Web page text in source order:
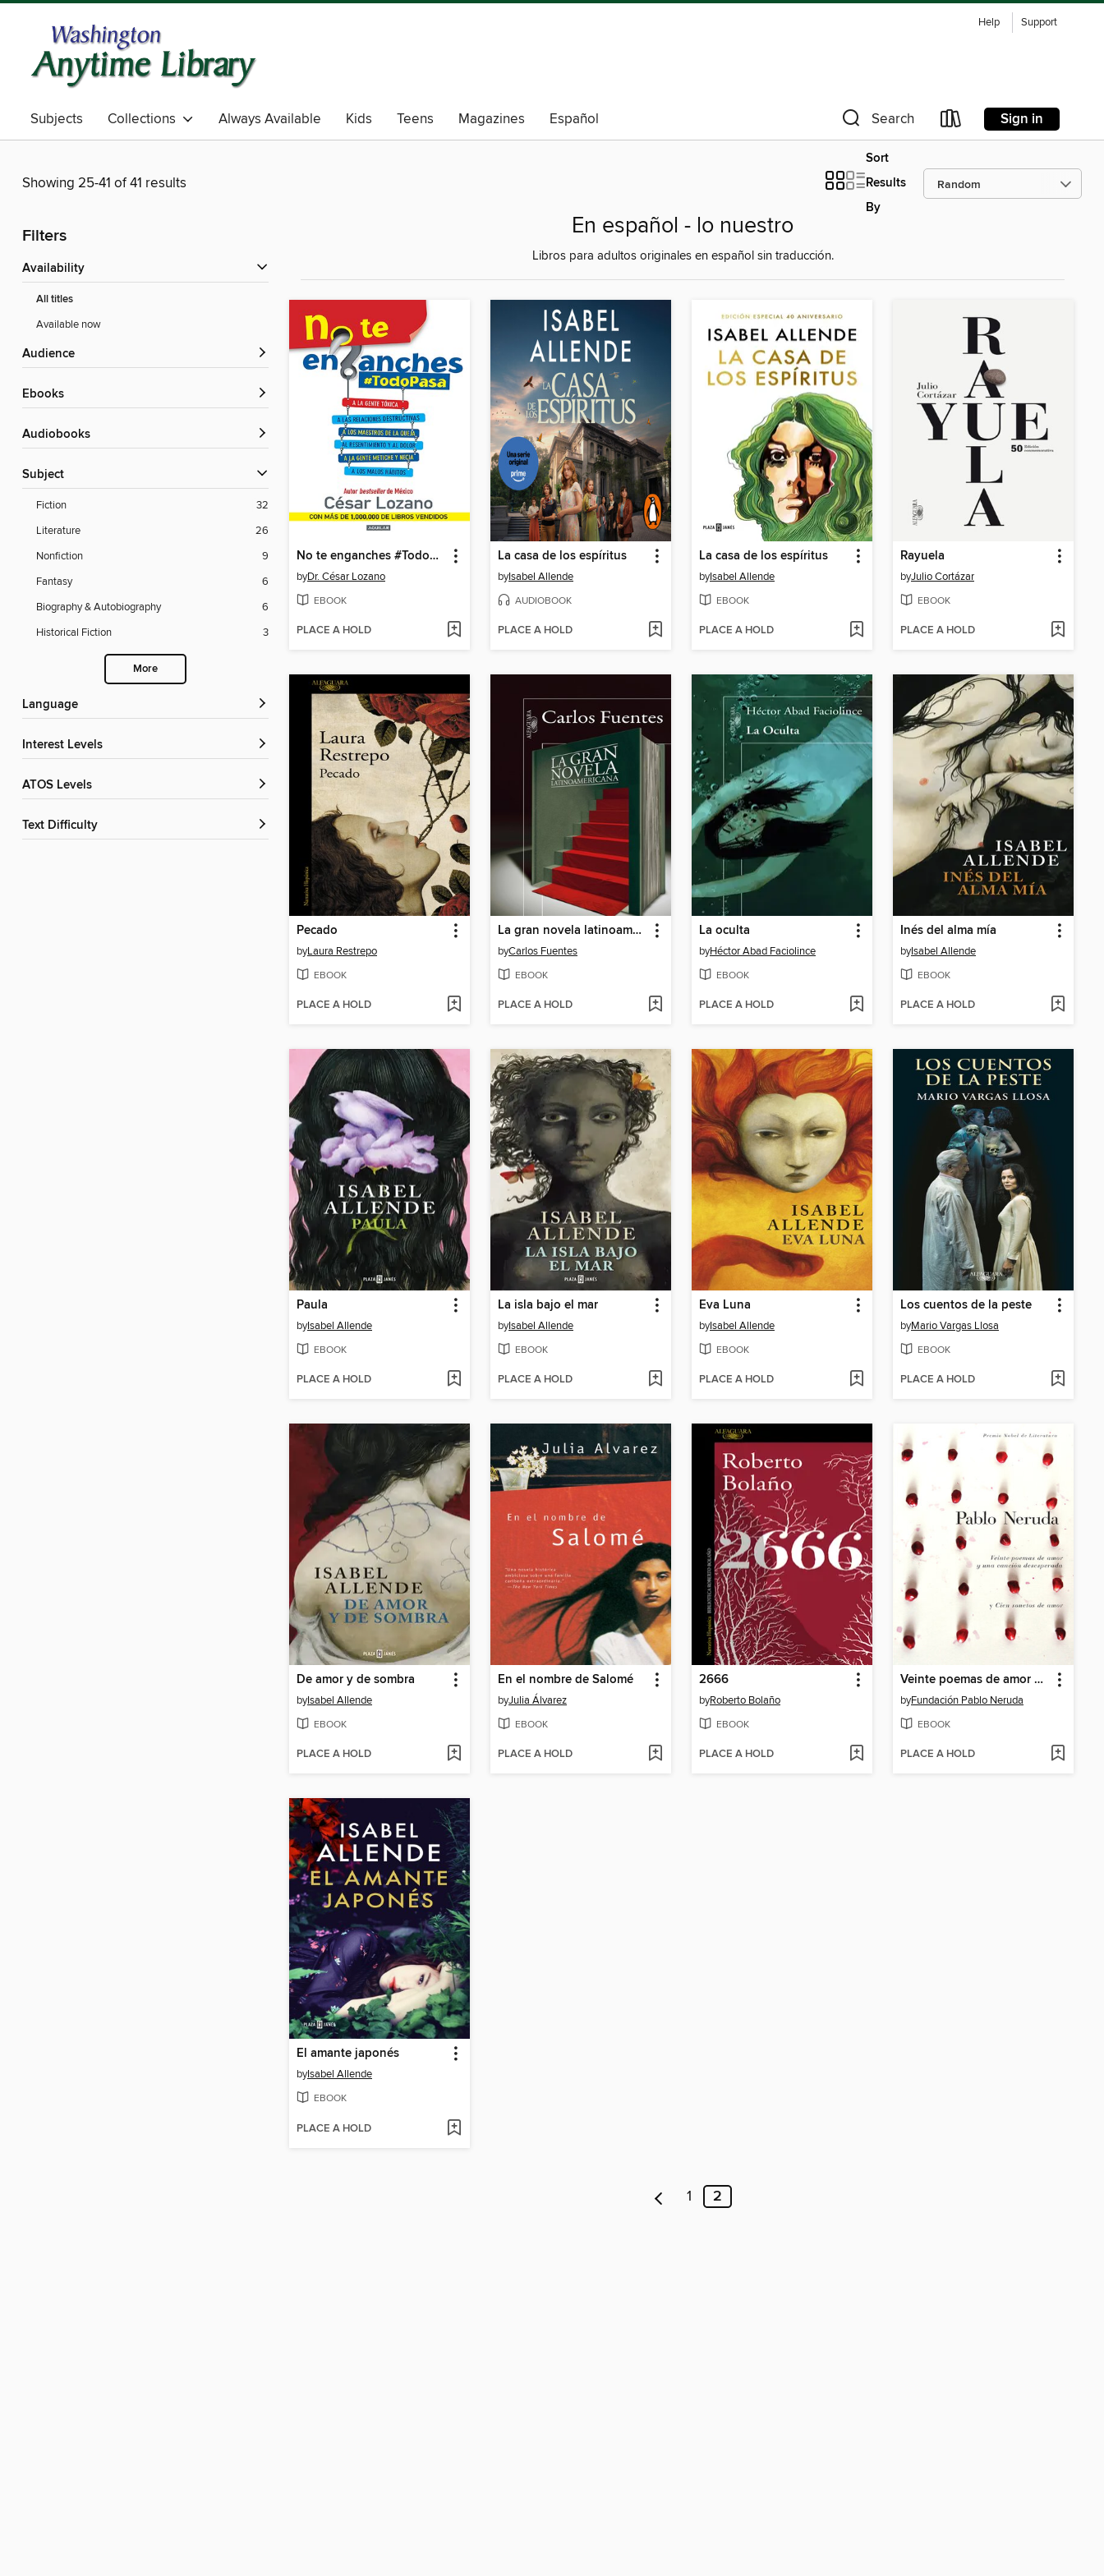
Help Support
Subjects Collections Always Available Kids Teens Magazines Español Search Sign in
Showing 25-41 of 41 results
Sort
Results
By
Filters
Availability
All titles
Available now
Audience
ebooks
Audiobooks
Subject
Fiction
32
Literature
26
Nonfiction
9
Fantasy
6
Biography & Autobiography
6
Historical Fiction
3
More
Language
Interest Levels
ATOS Levels
Text Difficulty
En español - lo nuestro
Libros para adultos originales en español sin traducción.
No te enganches #TodoPasa
byDr. César Lozano
EBOOK
PLACE A HOLD
La casa de los espíritus
byIsabel Allende
AUDIOBOOK
PLACE A HOLD
La casa de los espíritus
byIsabel Allende
EBOOK
PLACE A HOLD
Rayuela
byJulio Cortázar
EBOOK
PLACE A HOLD
Pecado
byLaura Restrepo
EBOOK
PLACE A HOLD
La gran novela latinoamericana
byCarlos Fuentes
EBOOK
PLACE A HOLD
La oculta
byHéctor Abad Faciolince
EBOOK
PLACE A HOLD
Inés del alma mía
byIsabel Allende
EBOOK
PLACE A HOLD
Paula
byIsabel Allende
EBOOK
PLACE A HOLD
La isla bajo el mar
byIsabel Allende
EBOOK
PLACE A HOLD
Eva Luna
byIsabel Allende
EBOOK
PLACE A HOLD
Los cuentos de la peste
byMario Vargas Llosa
EBOOK
PLACE A HOLD
De amor y de sombra
byIsabel Allende
EBOOK
PLACE A HOLD
En el nombre de Salomé
byJulia Álvarez
EBOOK
PLACE A HOLD
2666
byRoberto Bolaño
EBOOK
PLACE A HOLD
Veinte poemas de amor y una cancion de desesperada y cien sonetos de amor
byFundación Pablo Neruda
EBOOK
PLACE A HOLD
El amante japonés
byIsabel Allende
EBOOK
PLACE A HOLD
1 2